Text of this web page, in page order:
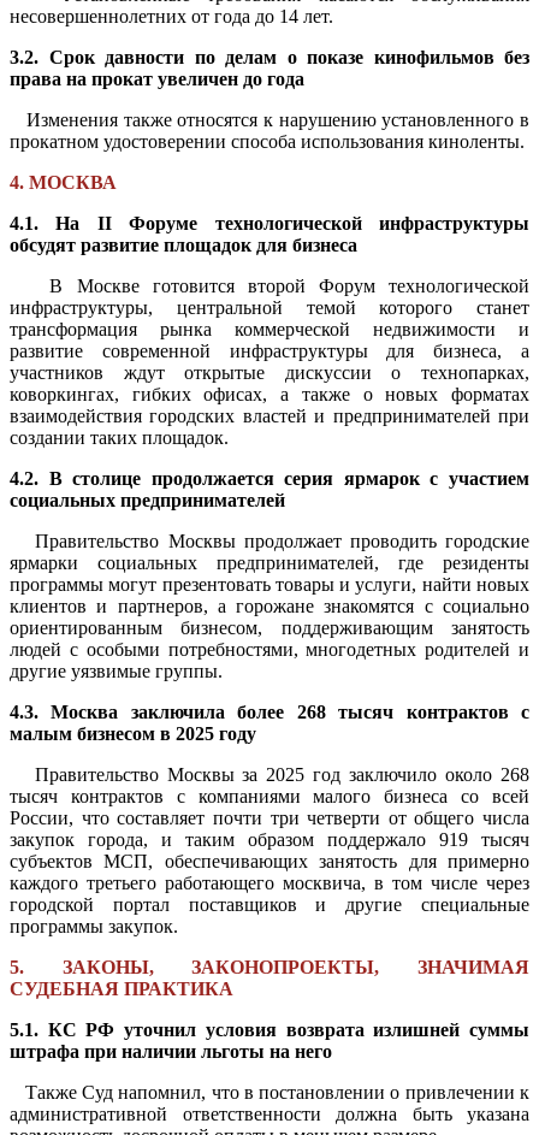
несовершеннолетних от года до 14 лет.
3.2. Срок давности по делам о показе кинофильмов без
права на прокат увеличен до года
Изменения также относятся к нарушению установленного в
прокатном удостоверении способа использования киноленты.
4. МОСКВА
4.1. На II Форуме технологической инфраструктуры
обсудят развитие площадок для бизнеса
В Москве готовится второй Форум технологической
инфраструктуры, центральной темой которого станет
трансформация рынка коммерческой недвижимости и
развитие современной инфраструктуры для бизнеса, а
участников ждут открытые дискуссии о технопарках,
коворкингах, гибких офисах, а также о новых форматах
взаимодействия городских властей и предпринимателей при
создании таких площадок.
4.2. В столице продолжается серия ярмарок с участием
социальных предпринимателей
Правительство Москвы продолжает проводить городские
ярмарки социальных предпринимателей, где резиденты
программы могут презентовать товары и услуги, найти новых
клиентов и партнеров, а горожане знакомятся с социально
ориентированным бизнесом, поддерживающим занятость
людей с особыми потребностями, многодетных родителей и
другие уязвимые группы.
4.3. Москва заключила более 268 тысяч контрактов с
малым бизнесом в 2025 году
Правительство Москвы за 2025 год заключило около 268
тысяч контрактов с компаниями малого бизнеса со всей
России, что составляет почти три четверти от общего числа
закупок города, и таким образом поддержало 919 тысяч
субъектов МСП, обеспечивающих занятость для примерно
каждого третьего работающего москвича, в том числе через
городской портал поставщиков и другие специальные
программы закупок.
5. ЗАКОНЫ, ЗАКОНОПРОЕКТЫ, ЗНАЧИМАЯ
СУДЕБНАЯ ПРАКТИКА
5.1. КС РФ уточнил условия возврата излишней суммы
штрафа при наличии льготы на него
Также Суд напомнил, что в постановлении о привлечении к
административной ответственности должна быть указана